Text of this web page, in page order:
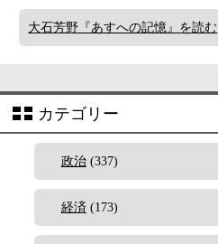
大石芳野『あすへの記憶』を読む
カテゴリー
政治(337)
経済(173)